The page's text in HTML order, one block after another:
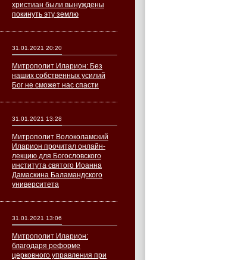
христиан были вынуждены
покинуть эту землю
31.01.2021 20:20
Митрополит Иларион: Без
наших собственных усилий
Бог не сможет нас спасти
31.01.2021 13:28
Митрополит Волоколамский
Иларион прочитал онлайн-
лекцию для Богословского
института святого Иоанна
Дамаскина Баламандского
университета
31.01.2021 13:06
Митрополит Иларион:
благодаря реформе
церковного управления при